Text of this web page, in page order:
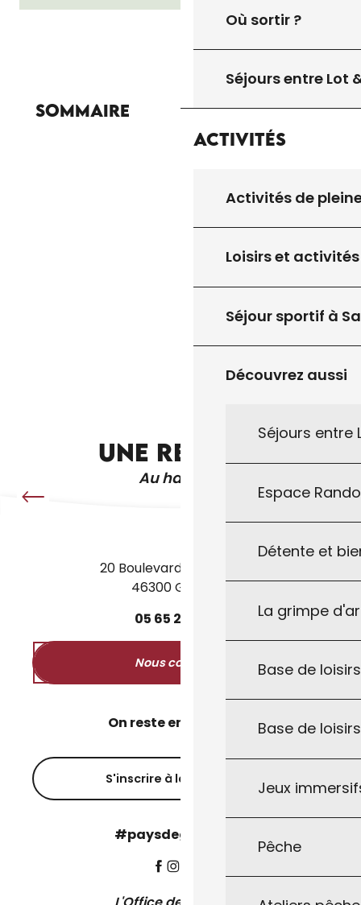
Où sortir ?
Séjours entre Lot
Activités
Activités de
Loisirs et activités
Séjour sportif à
Découvrez aussi
Séjours entre
Espace
Détente et
La grimpe
Base de
Base de
Jeux
Pêche
Sommaire
LA MIQUE LEVÉE
UNE RECETTE
Au hasard !
20 Boulevard des Martyrs
46300 Gourdon
05 65 27
Nous contacter
On reste en contact ?
S'inscrire à la newsletter
#paysdegourdon !